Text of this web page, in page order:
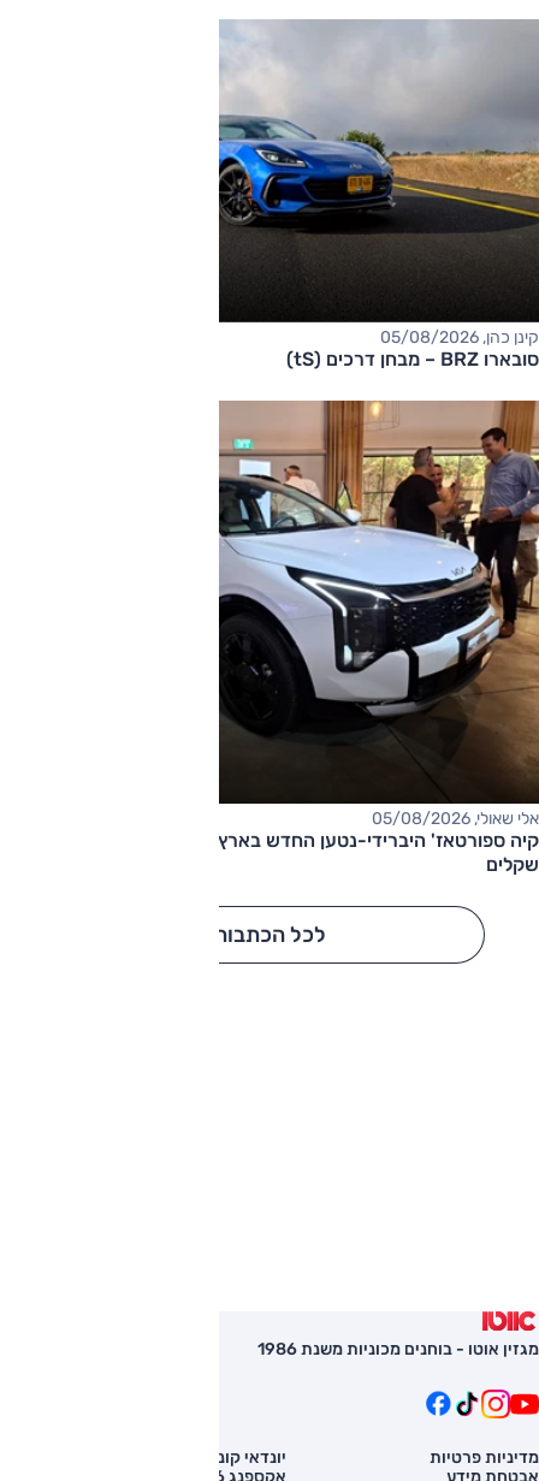
קינן כהן, 05/08/2026
סובארו BRZ – מבחן דרכים (tS)
אלי שאולי, 05/08/2026
שקלים
לכל הכתבות
מגזין אוטו - בוחנים מכוניות משנת 1986
מדיניות פרטיות
יונדאי קונה